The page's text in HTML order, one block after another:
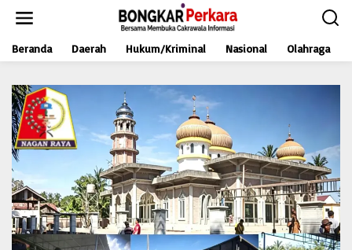
t
Beranda Daerah Hukum/Kriminal Nasional Olahraga